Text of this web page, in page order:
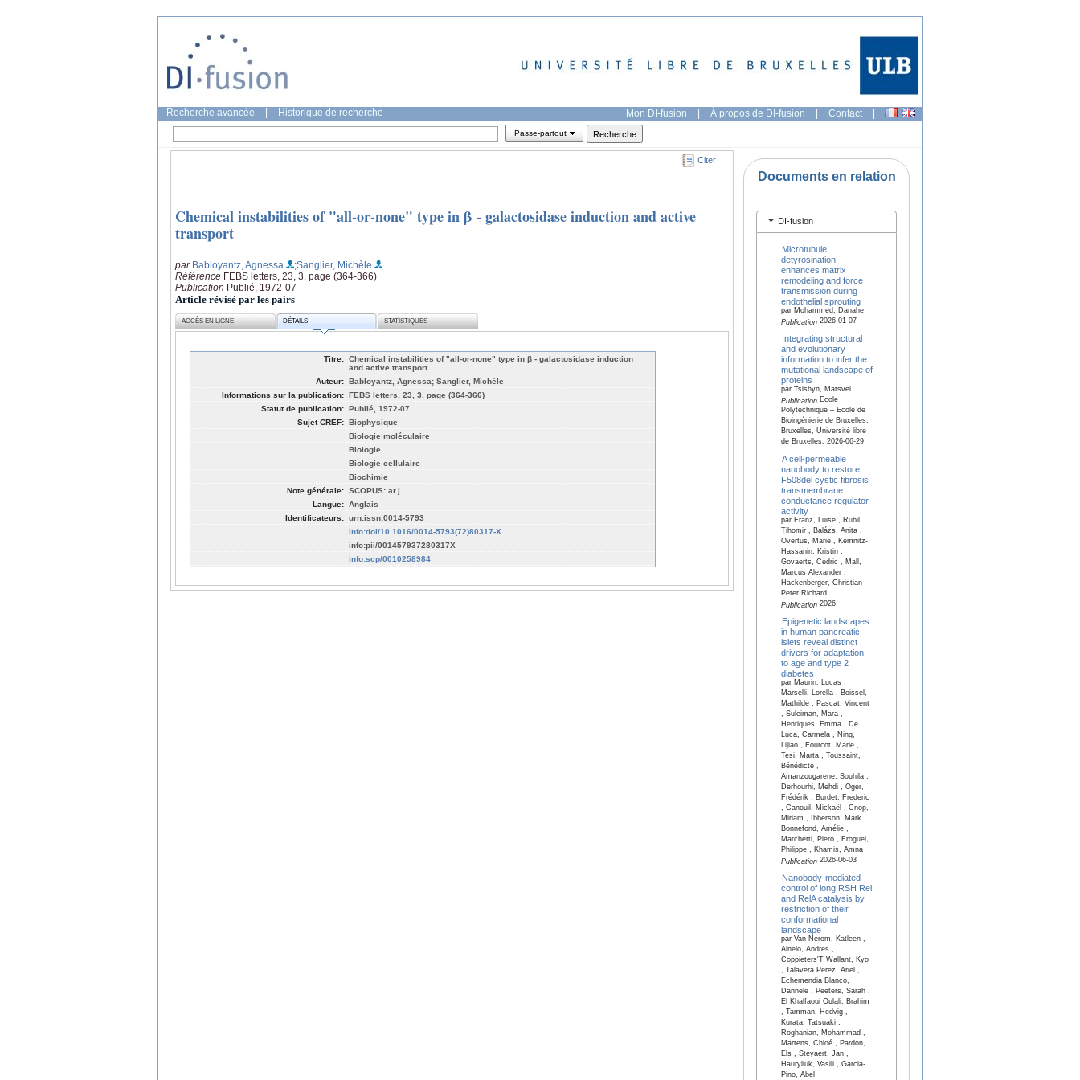
Recherche avancée Historique de recherche Mon DI-fusion | À propos de DI-fusion | Contact |
Passe-partout
Citer
Chemical instabilities of "all-or-none" type in β - galactosidase induction and active
transport
par Babloyantz, Agnessa
;Sanglier, Michèle
Référence FEBS letters, 23, 3, page (364-366)
Publication Publié, 1972-07
Article révisé par les pairs
ACCÈS EN LIGNE DÉTAILS STATISTIQUES
Titre: Chemical instabilities of "all-or-none" type in β - galactosidase induction
and active transport
Auteur: Babloyantz, Agnessa; Sanglier, Michèle
Informations sur la publication: FEBS letters, 23, 3, page (364-366)
Statut de publication: Publié, 1972-07
Sujet CREF: Biophysique
Biologie moléculaire
Biologie
Biologie cellulaire
Biochimie
Note générale: SCOPUS: ar.j
Langue: Anglais
Identificateurs: urn:issn:0014-5793
info:doi/10.1016/0014-5793(72)80317-X
info:pii/001457937280317X
info:scp/0010258984
Documents en relation
DI-fusion
Microtubule
detyrosination
enhances matrix
remodeling and force
transmission during
endothelial sprouting
par Mohammed, Danahe
Publication2026-01-07
Integrating structural
and evolutionary
information to infer the
mutational landscape of
proteins
par Tsishyn, Matsvei
PublicationEcole
Polytechnique – Ecole de
Bioingénierie de Bruxelles,
Bruxelles, Université libre
de Bruxelles, 2026-06-29
A cell-permeable
nanobody to restore
F508del cystic fibrosis
transmembrane
conductance regulator
activity
par Franz, Luise , Rubil,
Tihomir , Balázs, Anita ,
Overtus, Marie , Kemnitz-
Hassanin, Kristin ,
Govaerts, Cédric , Mall,
Marcus Alexander ,
Hackenberger, Christian
Peter Richard
Publication2026
Epigenetic landscapes
in human pancreatic
islets reveal distinct
drivers for adaptation
to age and type 2
diabetes
par Maurin, Lucas ,
Marselli, Lorella , Boissel,
Mathilde , Pascat, Vincent
, Suleiman, Mara ,
Henriques, Emma , De
Luca, Carmela , Ning,
Lijiao , Fourcot, Marie ,
Tesi, Marta , Toussaint,
Bénédicte ,
Amanzougarene, Souhila ,
Derhourhi, Mehdi , Oger,
Frédérik , Burdet, Frederic
, Canouil, Mickaël , Cnop,
Miriam , Ibberson, Mark ,
Bonnefond, Amélie ,
Marchetti, Piero , Froguel,
Philippe , Khamis, Amna
Publication2026-06-03
Nanobody-mediated
control of long RSH Rel
and RelA catalysis by
restriction of their
conformational
landscape
par Van Nerom, Katleen ,
Ainelo, Andres ,
Coppieters'T Wallant, Kyo
, Talavera Perez, Ariel ,
Echemendia Blanco,
Dannele , Peeters, Sarah ,
El Khalfaoui Oulali, Brahim
, Tamman, Hedvig ,
Kurata, Tatsuaki ,
Roghanian, Mohammad ,
Martens, Chloé , Pardon,
Els , Steyaert, Jan ,
Hauryliuk, Vasili , Garcia-
Pino, Abel